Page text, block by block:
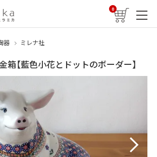
0
器 ミレナ社
箱【藍色小花とドットのボーダー】